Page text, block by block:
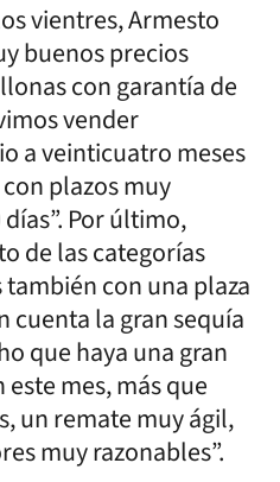
vientres, Armesto
buenos precios
con garantía de
vender
a veinticuatro meses
plazos muy
Por último,
de las categorías
con una plaza
cuenta la gran sequía
que haya una gran
mes, más que
un remate muy ágil,
muy razonables”.